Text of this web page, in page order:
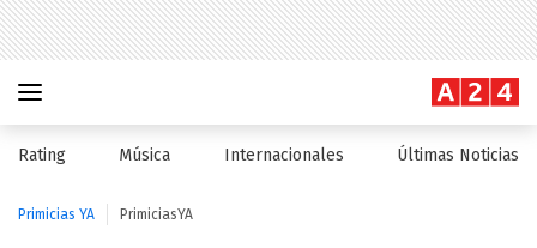
Rating Música Internacionales Últimas Noticias
Primicias YA PrimiciasYA